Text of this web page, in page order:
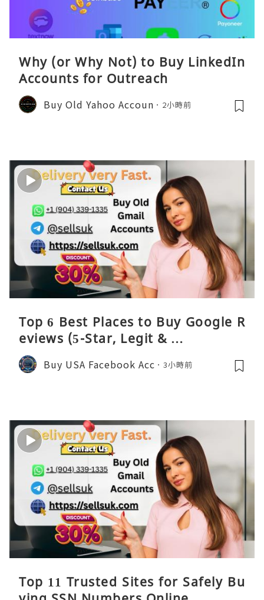
Why (or Why Not) to Buy LinkedIn
Accounts for Outreach
Buy Old Yahoo Accoun 2小時前
Top 6 Best Places to Buy Google R
eviews (5-Star, Legit & …
Buy USA Facebook Acc 3小時前
Top 11 Trusted Sites for Safely Bu